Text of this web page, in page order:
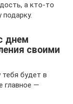
а кто-то
днем
своими
будет в
главное —